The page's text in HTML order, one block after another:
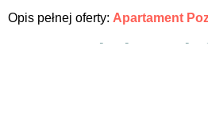
Opis pełnej oferty: Apartament
Dodatkowe